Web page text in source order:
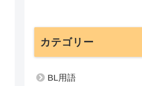
カテゴリー
BL用語